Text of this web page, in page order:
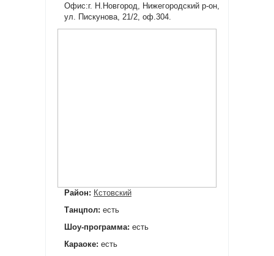
Офис:г. Н.Новгород, Нижегородский р-он,
ул. Пискунова, 21/2, оф.304.
Район: Кстовский
Танцпол: есть
Шоу-программа: есть
Караоке: есть